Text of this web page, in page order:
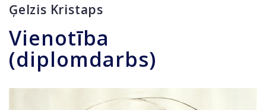
Ģelzis Kristaps
Vienotība
(diplomdarbs)